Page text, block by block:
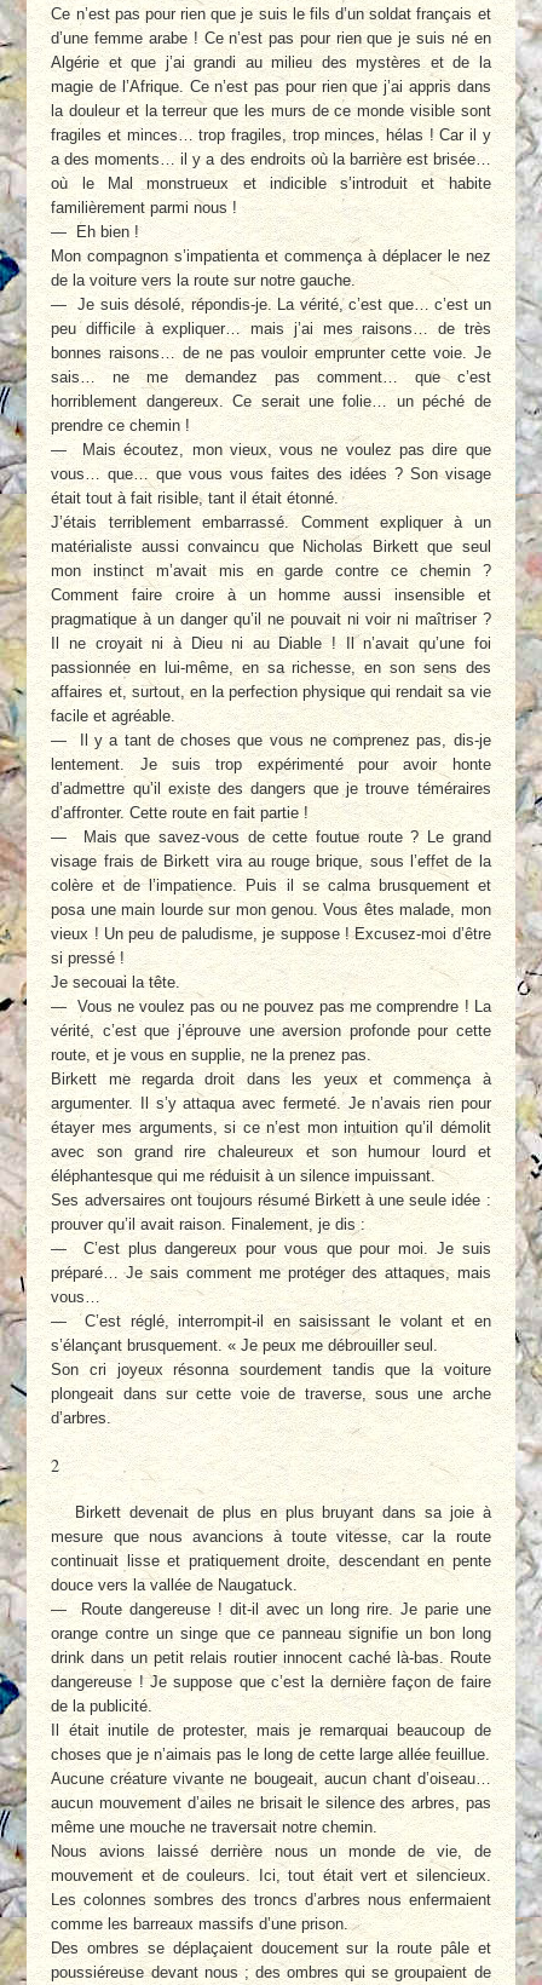
Ce n’est pas pour rien que je suis le fils d’un soldat français et
d’une femme arabe ! Ce n’est pas pour rien que je suis né en
Algérie et que j’ai grandi au milieu des mystères et de la
magie de l’Afrique. Ce n’est pas pour rien que j’ai appris dans
la douleur et la terreur que les murs de ce monde visible sont
fragiles et minces… trop fragiles, trop minces, hélas ! Car il y
a des moments… il y a des endroits où la barrière est brisée…
où le Mal monstrueux et indicible s’introduit et habite
familièrement parmi nous !
— Eh bien !
Mon compagnon s’impatienta et commença à déplacer le nez
de la voiture vers la route sur notre gauche.
— Je suis désolé, répondis-je. La vérité, c’est que… c’est un
peu difficile à expliquer… mais j’ai mes raisons… de très
bonnes raisons… de ne pas vouloir emprunter cette voie. Je
sais… ne me demandez pas comment… que c’est
horriblement dangereux. Ce serait une folie… un péché de
prendre ce chemin !
— Mais écoutez, mon vieux, vous ne voulez pas dire que
vous… que… que vous vous faites des idées ? Son visage
était tout à fait risible, tant il était étonné.
J’étais terriblement embarrassé. Comment expliquer à un
matérialiste aussi convaincu que Nicholas Birkett que seul
mon instinct m’avait mis en garde contre ce chemin ?
Comment faire croire à un homme aussi insensible et
pragmatique à un danger qu’il ne pouvait ni voir ni maîtriser ?
Il ne croyait ni à Dieu ni au Diable ! Il n’avait qu’une foi
passionnée en lui-même, en sa richesse, en son sens des
affaires et, surtout, en la perfection physique qui rendait sa vie
facile et agréable.
— Il y a tant de choses que vous ne comprenez pas, dis-je
lentement. Je suis trop expérimenté pour avoir honte
d’admettre qu’il existe des dangers que je trouve téméraires
d’affronter. Cette route en fait partie !
— Mais que savez-vous de cette foutue route ? Le grand
visage frais de Birkett vira au rouge brique, sous l’effet de la
colère et de l’impatience. Puis il se calma brusquement et
posa une main lourde sur mon genou. Vous êtes malade, mon
vieux ! Un peu de paludisme, je suppose ! Excusez-moi d’être
si pressé !
Je secouai la tête.
— Vous ne voulez pas ou ne pouvez pas me comprendre ! La
vérité, c’est que j’éprouve une aversion profonde pour cette
route, et je vous en supplie, ne la prenez pas.
Birkett me regarda droit dans les yeux et commença à
argumenter. Il s’y attaqua avec fermeté. Je n’avais rien pour
étayer mes arguments, si ce n’est mon intuition qu’il démolit
avec son grand rire chaleureux et son humour lourd et
éléphantesque qui me réduisit à un silence impuissant.
Ses adversaires ont toujours résumé Birkett à une seule idée :
prouver qu’il avait raison. Finalement, je dis :
— C’est plus dangereux pour vous que pour moi. Je suis
préparé… Je sais comment me protéger des attaques, mais
vous…
— C’est réglé, interrompit-il en saisissant le volant et en
s’élançant brusquement. « Je peux me débrouiller seul.
Son cri joyeux résonna sourdement tandis que la voiture
plongeait dans sur cette voie de traverse, sous une arche
d’arbres.
2
Birkett devenait de plus en plus bruyant dans sa joie à
mesure que nous avancions à toute vitesse, car la route
continuait lisse et pratiquement droite, descendant en pente
douce vers la vallée de Naugatuck.
— Route dangereuse ! dit-il avec un long rire. Je parie une
orange contre un singe que ce panneau signifie un bon long
drink dans un petit relais routier innocent caché là-bas. Route
dangereuse ! Je suppose que c’est la dernière façon de faire
de la publicité.
Il était inutile de protester, mais je remarquai beaucoup de
choses que je n’aimais pas le long de cette large allée feuillue.
Aucune créature vivante ne bougeait, aucun chant d’oiseau…
aucun mouvement d’ailes ne brisait le silence des arbres, pas
même une mouche ne traversait notre chemin.
Nous avions laissé derrière nous un monde de vie, de
mouvement et de couleurs. Ici, tout était vert et silencieux.
Les colonnes sombres des troncs d’arbres nous enfermaient
comme les barreaux massifs d’une prison.
Des ombres se déplaçaient doucement sur la route pâle et
poussiéreuse devant nous ; des ombres qui se groupaient de